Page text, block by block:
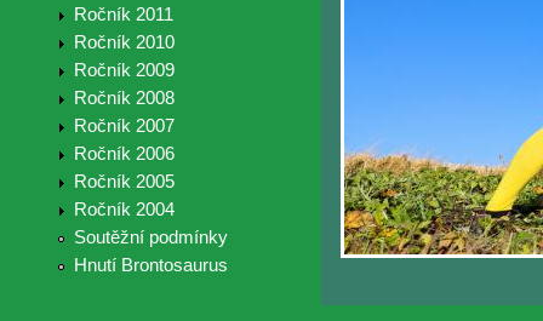
Ročník 2011
Ročník 2010
Ročník 2009
Ročník 2008
Ročník 2007
Ročník 2006
Ročník 2005
Ročník 2004
Soutěžní podmínky
Hnutí Brontosaurus